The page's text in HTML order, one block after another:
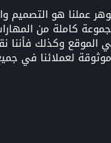
عملنا هو التصميم
كاملة من
الموقع وكذلك فأننا
لعملائنا في